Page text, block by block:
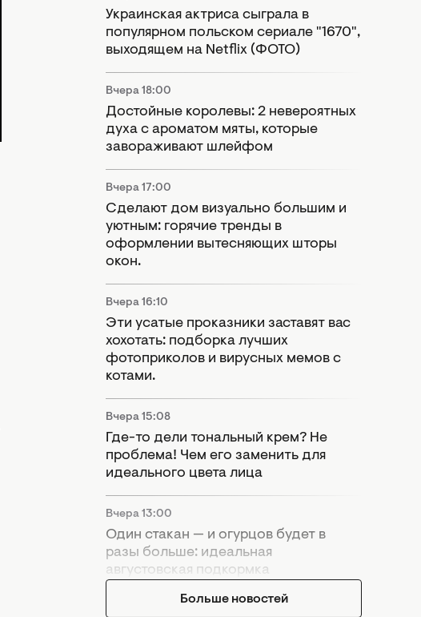
Украинская актриса сыграла в
популярном польском сериале "1670",
выходящем на Netflix (ФОТО)
Вчера 18:00
Достойные королевы: 2 невероятных
духа с ароматом мяты, которые
завораживают шлейфом
Вчера 17:00
Сделают дом визуально большим и
уютным: горячие тренды в
оформлении вытесняющих шторы
окон.
Вчера 16:10
Эти усатые проказники заставят вас
хохотать: подборка лучших
фотоприколов и вирусных мемов с
котами.
Вчера 15:08
Где-то дели тональный крем? Не
проблема! Чем его заменить для
идеального цвета лица
Вчера 13:00
Один стакан — и огурцов будет в
разы больше: идеальная
августовская подкормка
Больше новостей